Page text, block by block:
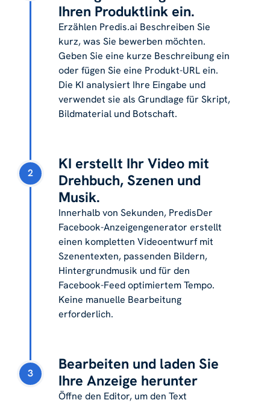
Ihren Produktlink ein.
Erzählen Predis.ai Beschreiben Sie
kurz, was Sie bewerben möchten.
Geben Sie eine kurze Beschreibung ein
oder fügen Sie eine Produkt-URL ein.
Die KI analysiert Ihre Eingabe und
verwendet sie als Grundlage für Skript,
Bildmaterial und Botschaft.
2
KI erstellt Ihr Video mit
Drehbuch, Szenen und
Musik.
Innerhalb von Sekunden, PredisDer
Facebook-Anzeigengenerator erstellt
einen kompletten Videoentwurf mit
Szenentexten, passenden Bildern,
Hintergrundmusik und für den
Facebook-Feed optimiertem Tempo.
Keine manuelle Bearbeitung
erforderlich.
3
Bearbeiten und laden Sie
Ihre Anzeige herunter
Öffne den Editor, um den Text